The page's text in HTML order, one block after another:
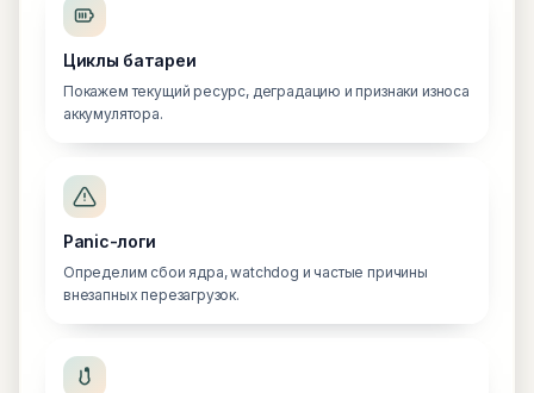
Циклы батареи
Покажем текущий ресурс, деградацию и признаки износа
аккумулятора.
Panic-логи
Определим сбои ядра, watchdog и частые причины
внезапных перезагрузок.